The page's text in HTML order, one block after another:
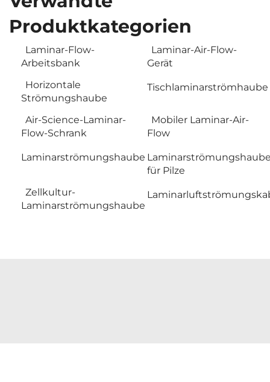
Produktkategorien
Laminar-Flow-
Arbeitsbank
Laminar-Air-Flow-
Gerät
Horizontale
Strömungshaube
Tischlaminarströmhaube
Air-Science-Laminar-
Flow-Schrank
Mobiler Laminar-Air-
Flow
Laminarströmungshaube
für Pilze
Zellkultur-
Laminarströmungshaube